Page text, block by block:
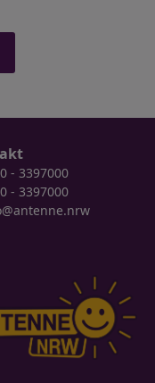
- 3397000
- 3397000